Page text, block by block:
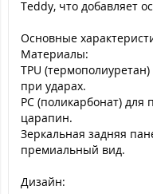
Teddy, что добавляет
Основные
Материалы:
TPU
при ударах.
PC (поликарбонат)
царапин.
Зеркальная задняя
премиальный вид.
Дизайн: